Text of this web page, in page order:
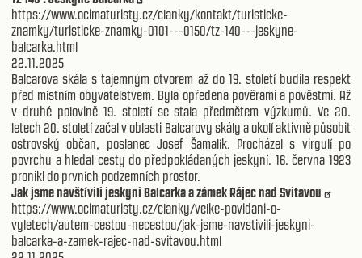
https://www.ocimaturisty.cz/clanky/kontakt/turisticke-
znamky/turisticke-znamky-0101---0150/tz-140---jeskyne-
balcarka.html
22.11.2025
Balcarova skála s tajemným otvorem až do 19. století budila respekt
před místním obyvatelstvem. Byla opředena pověrami a pověstmi. Až
v druhé polovině 19. století se stala předmětem výzkumů. Ve 20.
letech 20. století začal v oblasti Balcarovy skály a okolí aktivně působit
ostrovský občan, poslanec Josef Šamalík. Procházel s virgulí po
povrchu a hledal cesty do předpokládaných jeskyní. 16. června 1923
pronikl do prvních podzemních prostor.
Jak jsme navštívili jeskyni Balcarka a zámek Rájec nad Svitavou
https://www.ocimaturisty.cz/clanky/velke-povidani-o-
vyletech/autem-cestou-necestou/jak-jsme-navstivili-jeskyni-
balcarka-a-zamek-rajec-nad-svitavou.html